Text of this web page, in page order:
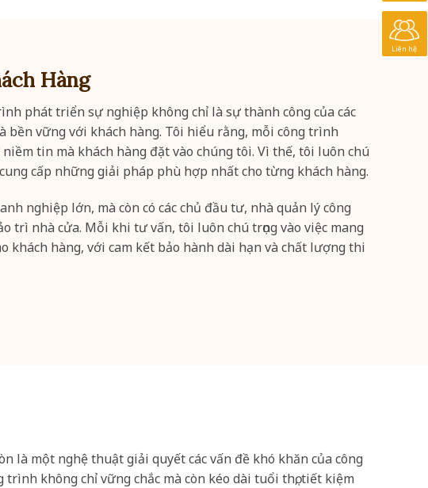
Hàng
phát triển sự nghiệp không chỉ là sự thành công của các
bền vững với khách hàng. Tôi hiểu rằng, mỗi công trình
tin mà khách hàng đặt vào chúng tôi. Vì thế, tôi luôn chú
cấp những giải pháp phù hợp nhất cho từng khách hàng.
nghiệp lớn, mà còn có các chủ đầu tư, nhà quản lý công
trì nhà cửa. Mỗi khi tư vấn, tôi luôn chú trọng vào việc mang
khách hàng, với cam kết bảo hành dài hạn và chất lượng thi
là một nghệ thuật giải quyết các vấn đề khó khăn của công
không chỉ vững chắc mà còn kéo dài tuổi thọ, tiết kiệm
Liên hệ